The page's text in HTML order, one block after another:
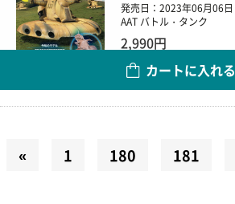
発売日：2023年06月06日
AAT バトル・タンク
2,990円
カートに入れる
« 1 180 181